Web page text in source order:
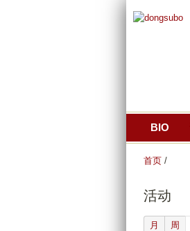
BIO
首页 /
活动
月 周